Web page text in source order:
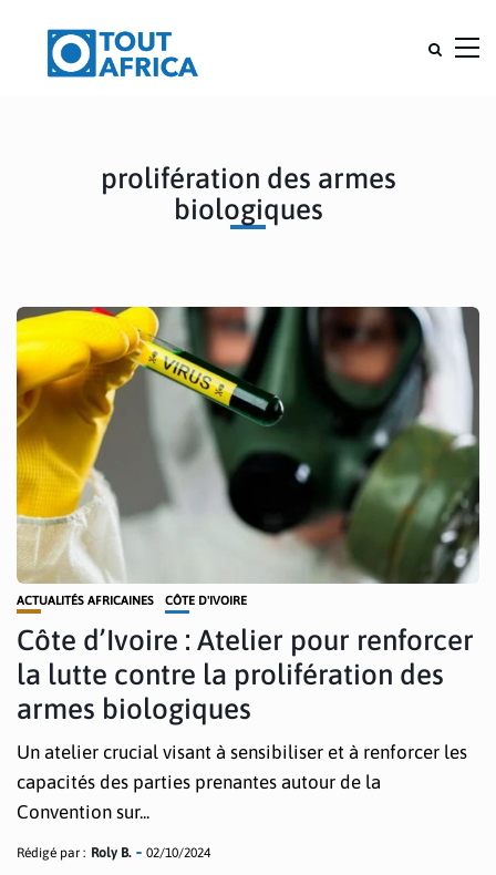
prolifération des armes
biologiques
ACTUALITÉS AFRICAINES CÔTE D'IVOIRE
Côte d’Ivoire : Atelier pour renforcer
la lutte contre la prolifération des
armes biologiques
Un atelier crucial visant à sensibiliser et à renforcer les
capacités des parties prenantes autour de la
Convention sur...
Rédigé par : Roly B. 02/10/2024